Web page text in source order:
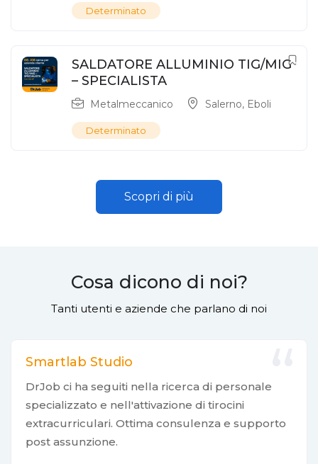
Determinato
SALDATORE ALLUMINIO TIG/MIG
– SPECIALISTA
Metalmeccanico Salerno, Eboli
Determinato
Scopri di più
Cosa dicono di noi?
Tanti utenti e aziende che parlano di noi
Smartlab Studio
DrJob ci ha seguiti nella ricerca di personale
specializzato e nell'attivazione di tirocini
extracurriculari. Ottima consulenza e supporto
post assunzione.